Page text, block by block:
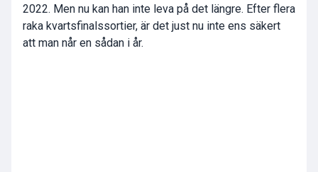
2022. Men nu kan han inte leva på det längre. Efter flera
raka kvartsfinalssortier, är det just nu inte ens säkert
att man når en sådan i år.